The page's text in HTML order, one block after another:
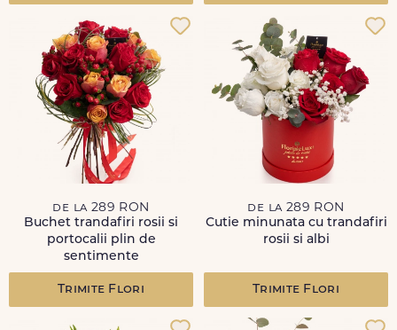
de la 289 RON
Buchet trandafiri rosii si
portocalii plin de
sentimente
Trimite Flori
de la 289 RON
Cutie minunata cu trandafiri
rosii si albi
Trimite Flori